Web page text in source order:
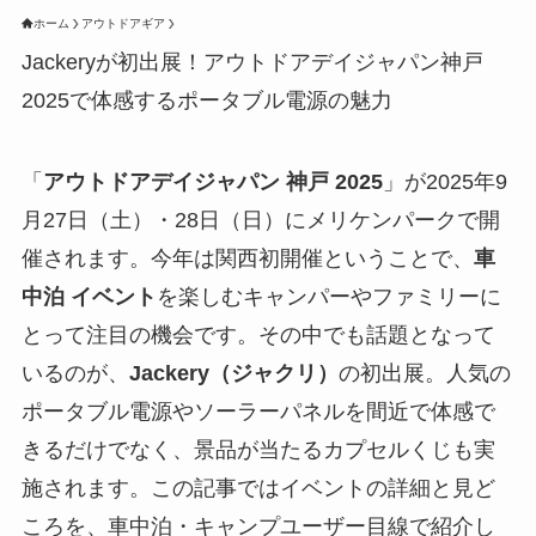
ホーム アウトドアギア
Jackeryが初出展！アウトドアデイジャパン神戸
2025で体感するポータブル電源の魅力
「 アウトドアデイジャパン 神戸 2025」が2025年9
月27日（土）・28日（日）にメリケンパークで開
催されます。今年は関西初開催ということで、 車
中泊 イベント を楽しむキャンパーやファミリーに
とって注目の機会です。その中でも話題となって
いるのが、 Jackery（ジャクリ） の初出展。人気の
ポータブル電源やソーラーパネルを間近で体感で
きるだけでなく、景品が当たるカプセルくじも実
施されます。この記事ではイベントの詳細と見ど
ころを、車中泊・キャンプユーザー目線で紹介し